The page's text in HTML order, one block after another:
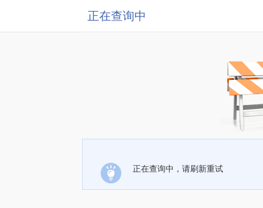
正在查询中
正在查询中，请刷新重试